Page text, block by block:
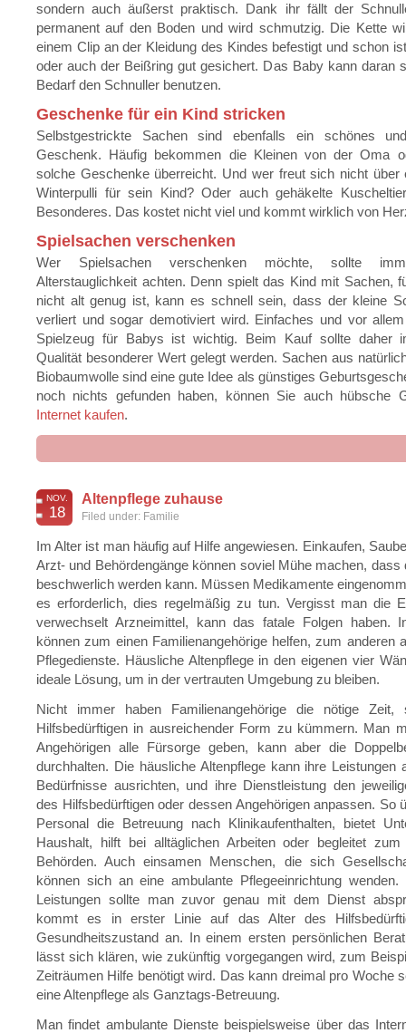
sondern auch äußerst praktisch. Dank ihr fällt der
permanent auf den Boden und wird schmutzig. Die Kette
einem Clip an der Kleidung des Kindes befestigt und schon
oder auch der Beißring gut gesichert. Das Baby kann daran
Bedarf den Schnuller benutzen.
Geschenke für ein Kind stricken
Selbstgestrickte Sachen sind ebenfalls ein schönes
Geschenk. Häufig bekommen die Kleinen von der Oma
solche Geschenke überreicht. Und wer freut sich nicht über
Winterpulli für sein Kind? Oder auch gehäkelte
Besonderes. Das kostet nicht viel und kommt wirklich von
Spielsachen verschenken
Wer Spielsachen verschenken möchte, sollte
Alterstauglichkeit achten. Denn spielt das Kind mit Sachen,
nicht alt genug ist, kann es schnell sein, dass der kleine
verliert und sogar demotiviert wird. Einfaches und vor
Spielzeug für Babys ist wichtig. Beim Kauf sollte daher
Qualität besonderer Wert gelegt werden. Sachen aus
Biobaumwolle sind eine gute Idee als günstiges
noch nichts gefunden haben, können Sie auch hübsche
Internet kaufen.
NOV.
18
Altenpflege zuhause
Filed under: Familie
Im Alter ist man häufig auf Hilfe angewiesen. Einkaufen,
Arzt- und Behördengänge können soviel Mühe machen, dass
beschwerlich werden kann. Müssen Medikamente
es erforderlich, dies regelmäßig zu tun. Vergisst man die
verwechselt Arzneimittel, kann das fatale Folgen haben.
können zum einen Familienangehörige helfen, zum anderen
Pflegedienste. Häusliche Altenpflege in den eigenen vier
ideale Lösung, um in der vertrauten Umgebung zu bleiben.
Nicht immer haben Familienangehörige die nötige
Hilfsbedürftigen in ausreichender Form zu kümmern. Man
Angehörigen alle Fürsorge geben, kann aber die
durchhalten. Die häusliche Altenpflege kann ihre Leistungen
Bedürfnisse ausrichten, und ihre Dienstleistung den
des Hilfsbedürftigen oder dessen Angehörigen anpassen. So
Personal die Betreuung nach Klinikaufenthalten, bietet
Haushalt, hilft bei alltäglichen Arbeiten oder begleitet
Behörden. Auch einsamen Menschen, die sich
können sich an eine ambulante Pflegeeinrichtung wenden.
Leistungen sollte man zuvor genau mit dem Dienst
kommt es in erster Linie auf das Alter des
Gesundheitszustand an. In einem ersten persönlichen
lässt sich klären, wie zukünftig vorgegangen wird, zum
Zeiträumen Hilfe benötigt wird. Das kann dreimal pro Woche
eine Altenpflege als Ganztags-Betreuung.
Man findet ambulante Dienste beispielsweise über das